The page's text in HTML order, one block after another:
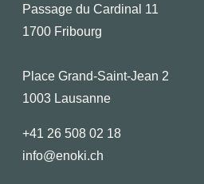
Passage du Cardinal 11
1700 Fribourg
Place Grand-Saint-Jean 2
1003 Lausanne
+41 26 508 02 18
info@enoki.ch